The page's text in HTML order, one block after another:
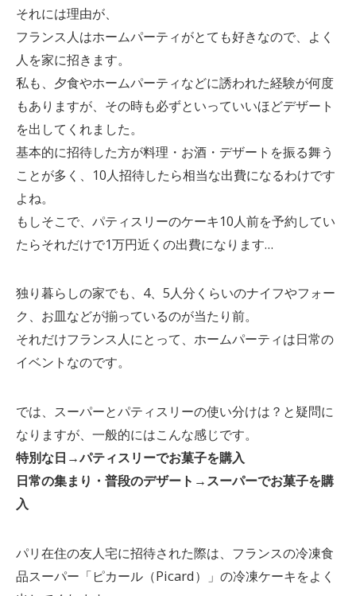
それには理由が、
フランス人はホームパーティがとても好きなので、よく
人を家に招きます。
私も、夕食やホームパーティなどに誘われた経験が何度
もありますが、その時も必ずといっていいほどデザート
を出してくれました。
基本的に招待した方が料理・お酒・デザートを振る舞う
ことが多く、10人招待したら相当な出費になるわけです
よね。
もしそこで、パティスリーのケーキ10人前を予約してい
たらそれだけで1万円近くの出費になります…
独り暮らしの家でも、4、5人分くらいのナイフやフォー
ク、お皿などが揃っているのが当たり前。
それだけフランス人にとって、ホームパーティは日常の
イベントなのです。
では、スーパーとパティスリーの使い分けは？と疑問に
なりますが、一般的にはこんな感じです。
特別な日→パティスリーでお菓子を購入
日常の集まり・普段のデザート→スーパーでお菓子を購
入
パリ在住の友人宅に招待された際は、フランスの冷凍食
品スーパー「ピカール（Picard）」の冷凍ケーキをよく